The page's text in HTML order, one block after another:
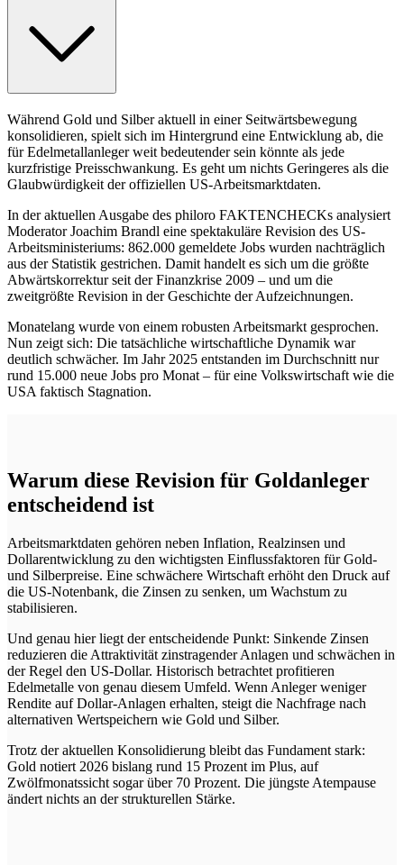
Während Gold und Silber aktuell in einer Seitwärtsbewegung
konsolidieren, spielt sich im Hintergrund eine Entwicklung ab, die
für Edelmetallanleger weit bedeutender sein könnte als jede
kurzfristige Preisschwankung. Es geht um nichts Geringeres als die
Glaubwürdigkeit der offiziellen US-Arbeitsmarktdaten.
In der aktuellen Ausgabe des philoro FAKTENCHECKs analysiert
Moderator Joachim Brandl eine spektakuläre Revision des US-
Arbeitsministeriums: 862.000 gemeldete Jobs wurden nachträglich
aus der Statistik gestrichen. Damit handelt es sich um die größte
Abwärtskorrektur seit der Finanzkrise 2009 – und um die
zweitgrößte Revision in der Geschichte der Aufzeichnungen.
Monatelang wurde von einem robusten Arbeitsmarkt gesprochen.
Nun zeigt sich: Die tatsächliche wirtschaftliche Dynamik war
deutlich schwächer. Im Jahr 2025 entstanden im Durchschnitt nur
rund 15.000 neue Jobs pro Monat – für eine Volkswirtschaft wie die
USA faktisch Stagnation.
Warum diese Revision für Goldanleger
entscheidend ist
Arbeitsmarktdaten gehören neben Inflation, Realzinsen und
Dollarentwicklung zu den wichtigsten Einflussfaktoren für Gold-
und Silberpreise. Eine schwächere Wirtschaft erhöht den Druck auf
die US-Notenbank, die Zinsen zu senken, um Wachstum zu
stabilisieren.
Und genau hier liegt der entscheidende Punkt: Sinkende Zinsen
reduzieren die Attraktivität zinstragender Anlagen und schwächen in
der Regel den US-Dollar. Historisch betrachtet profitieren
Edelmetalle von genau diesem Umfeld. Wenn Anleger weniger
Rendite auf Dollar-Anlagen erhalten, steigt die Nachfrage nach
alternativen Wertspeichern wie Gold und Silber.
Trotz der aktuellen Konsolidierung bleibt das Fundament stark:
Gold notiert 2026 bislang rund 15 Prozent im Plus, auf
Zwölfmonatssicht sogar über 70 Prozent. Die jüngste Atempause
ändert nichts an der strukturellen Stärke.